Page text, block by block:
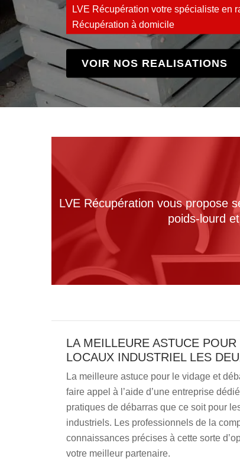
LVE Récupération votre spécialiste en
Récupération à domicile
VOIR NOS REALISATIONS
LVE Récupération vous propose
poids-lourd
LA MEILLEURE ASTUCE
LOCAUX INDUSTRIEL LES
La meilleure astuce pour le vidage et
faire appel à l’aide d’une entreprise
pratiques de débarras que ce soit pour
industriels. Les professionnels de la
connaissances précises à cette sorte
votre meilleur partenaire.